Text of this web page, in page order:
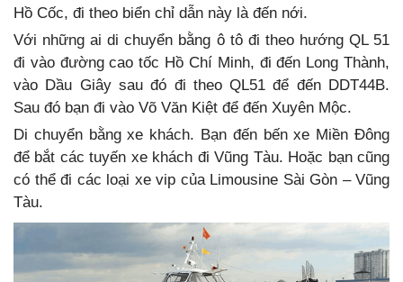
Hồ Cốc, đi theo biển chỉ dẫn này là đến nới.
Với những ai di chuyển bằng ô tô đi theo hướng QL 51
đi vào đường cao tốc Hồ Chí Minh, đi đến Long Thành,
vào Dầu Giây sau đó đi theo QL51 để đến DDT44B.
Sau đó bạn đi vào Võ Văn Kiệt để đến Xuyên Mộc.
Di chuyển bằng xe khách. Bạn đến bến xe Miền Đông
để bắt các tuyến xe khách đi Vũng Tàu. Hoặc bạn cũng
có thể đi các loại xe vip của Limousine Sài Gòn – Vũng
Tàu.